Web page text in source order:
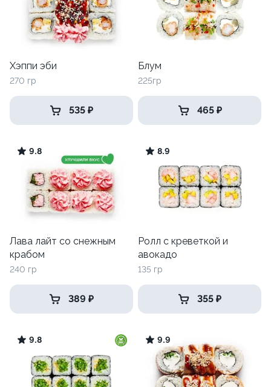
Хэппи эби
270 гр
535 ₽
Блум
225гр
465 ₽
9.8
Лава лайт со снежным
крабом
240 гр
389 ₽
8.9
Ролл с креветкой и
авокадо
135 гр
355 ₽
9.8 9.9